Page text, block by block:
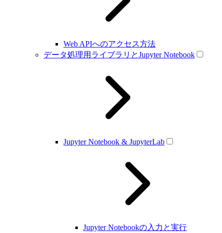
Web APIへのアクセス方法
データ処理用ライブラリとJupyter Notebook
Jupyter Notebook & JupyterLab
Jupyter Notebookの入力と実行